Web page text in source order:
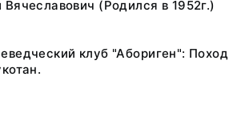
Вячеславович (Родился в 1952г.)
клуб "Абориген": Поход